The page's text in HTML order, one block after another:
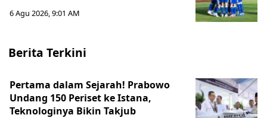
6 Agu 2026, 9:01 AM
Berita Terkini
Pertama dalam Sejarah! Prabowo
Undang 150 Periset ke Istana,
Teknologinya Bikin Takjub